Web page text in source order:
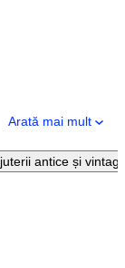
Arată mai mult
antice și